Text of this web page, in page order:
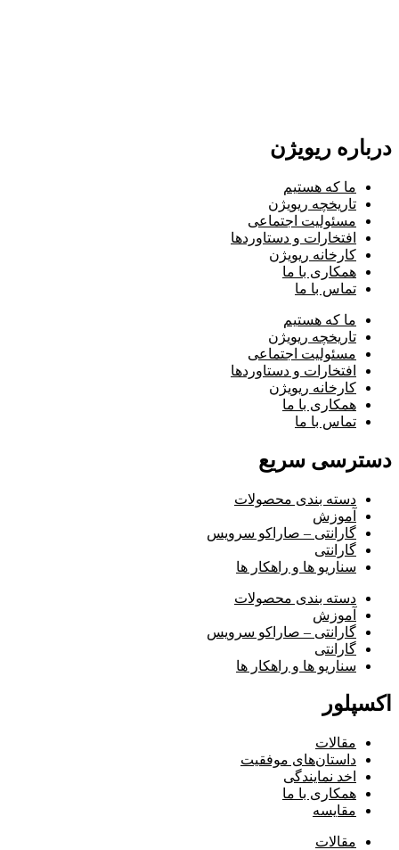
درباره ریویژن
ما که هستیم
تاریخچه ریویژن
مسئولیت اجتماعی
افتخارات و دستاوردها
کارخانه ریویژن
همکاری با ما
تماس با ما
ما که هستیم
تاریخچه ریویژن
مسئولیت اجتماعی
افتخارات و دستاوردها
کارخانه ریویژن
همکاری با ما
تماس با ما
دسترسی سریع
دسته بندی محصولات
آموزش
گارانتی – صاراکو سرویس
گارانتی
سناریو ها و راهکار ها
دسته بندی محصولات
آموزش
گارانتی – صاراکو سرویس
گارانتی
سناریو ها و راهکار ها
اکسپلور
مقالات
داستان‌های موفقیت
اخد نمایندگی
همکاری با ما
مقایسه
مقالات